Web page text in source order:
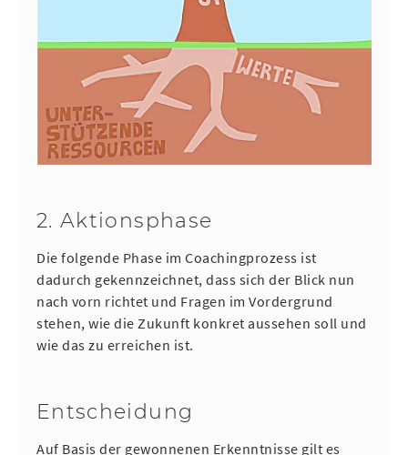
2. Aktionsphase
Die folgende Phase im Coachingprozess ist
dadurch gekennzeichnet, dass sich der Blick nun
nach vorn richtet und Fragen im Vordergrund
stehen, wie die Zukunft konkret aussehen soll und
wie das zu erreichen ist.
Entscheidung
Auf Basis der gewonnenen Erkenntnisse gilt es